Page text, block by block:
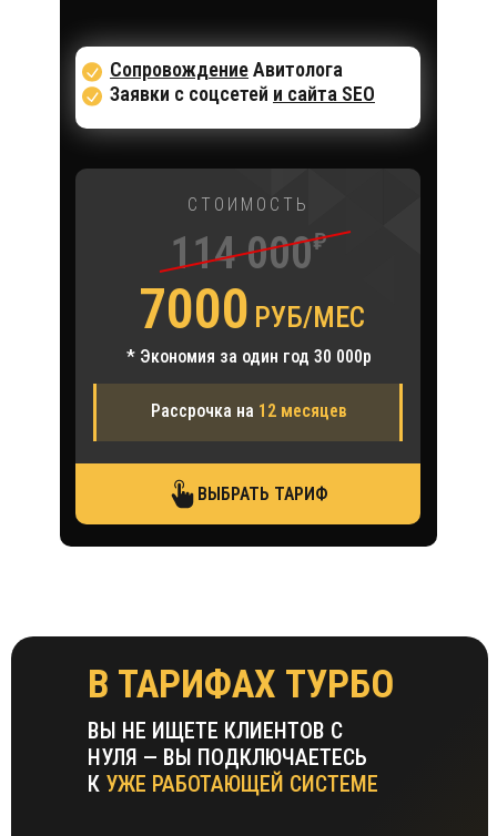
СТОИМОСТЬ
Рассрочка на 12 месяцев
ВЫБРАТЬ ТАРИФ
РУБ/МЕС
7000
114 000₽
* Экономия за один год 30 000р
СопровождениеАвитолога
Заявки с соцсетей и сайта SEO
В ТАРИФАХ ТУРБО
ВЫ НЕ ИЩЕТЕ КЛИЕНТОВ С
НУЛЯ — ВЫ ПОДКЛЮЧАЕТЕСЬ
К УЖЕ РАБОТАЮЩЕЙ СИСТЕМЕ